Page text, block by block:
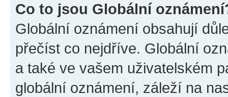
Co to jsou Globální
Globální oznámení obsahují
přečíst co nejdříve. Globální
a také ve vašem uživatelském
globální oznámení, záleží na